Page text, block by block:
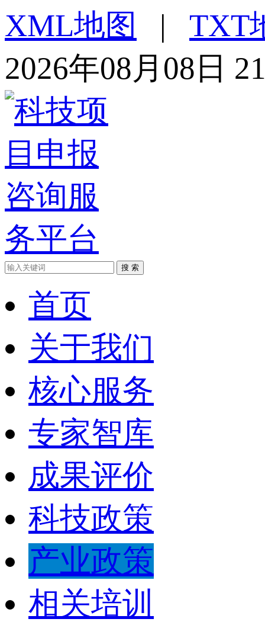
XML地图 | TXT
2026年08月08日
搜 索
首页
关于我们
核心服务
专家智库
成果评价
科技政策
产业政策
相关培训